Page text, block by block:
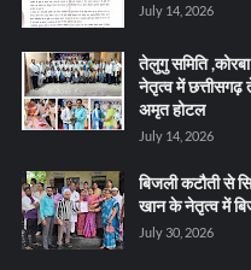
July 14, 2026
तेलुगु समिति
नेतृत्व में छत्तीसगढ़
अमृत होटल
July 14, 2026
बिजली कटौती से
खान के नेतृत्व में
July 30, 2026